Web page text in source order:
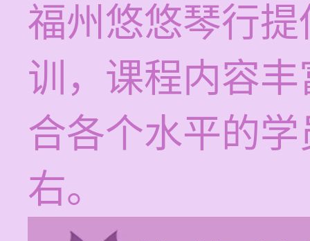
福州悠悠琴行
训，课程内容
合各个水平的
右。